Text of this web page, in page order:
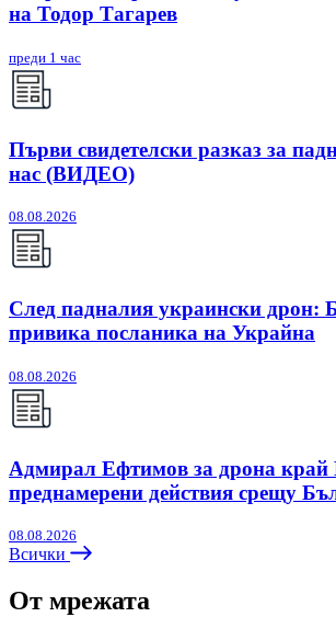
на Тодор Тагарев
преди 1 час
Първи свидетелски разказ за
нас (ВИДЕО)
08.08.2026
След падналия украински дрон:
привика посланика на Украйна
08.08.2026
Адмирал Ефтимов за дрона
преднамерени действия срещу
08.08.2026
Всички
От мрежата